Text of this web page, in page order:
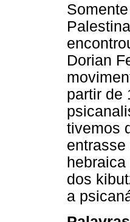
Dorian
partir de
tivemos
dos
a